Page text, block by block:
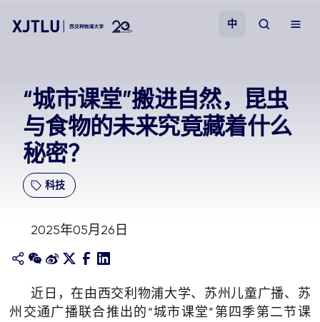
招生
科研
关于我们
中
“城市课堂”搬进自然，昆虫
与食物的未来究竟藏着什么
秘密？
科技
2025年05月26日
近日，在由西交利物浦大学、苏州儿童广播、苏
州交通广播联合推出的“城市课堂”第四季第二节课